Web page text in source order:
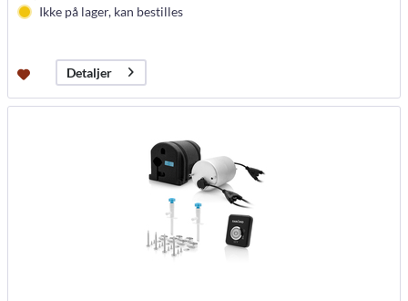
Ikke på lager, kan bestilles
Detaljer